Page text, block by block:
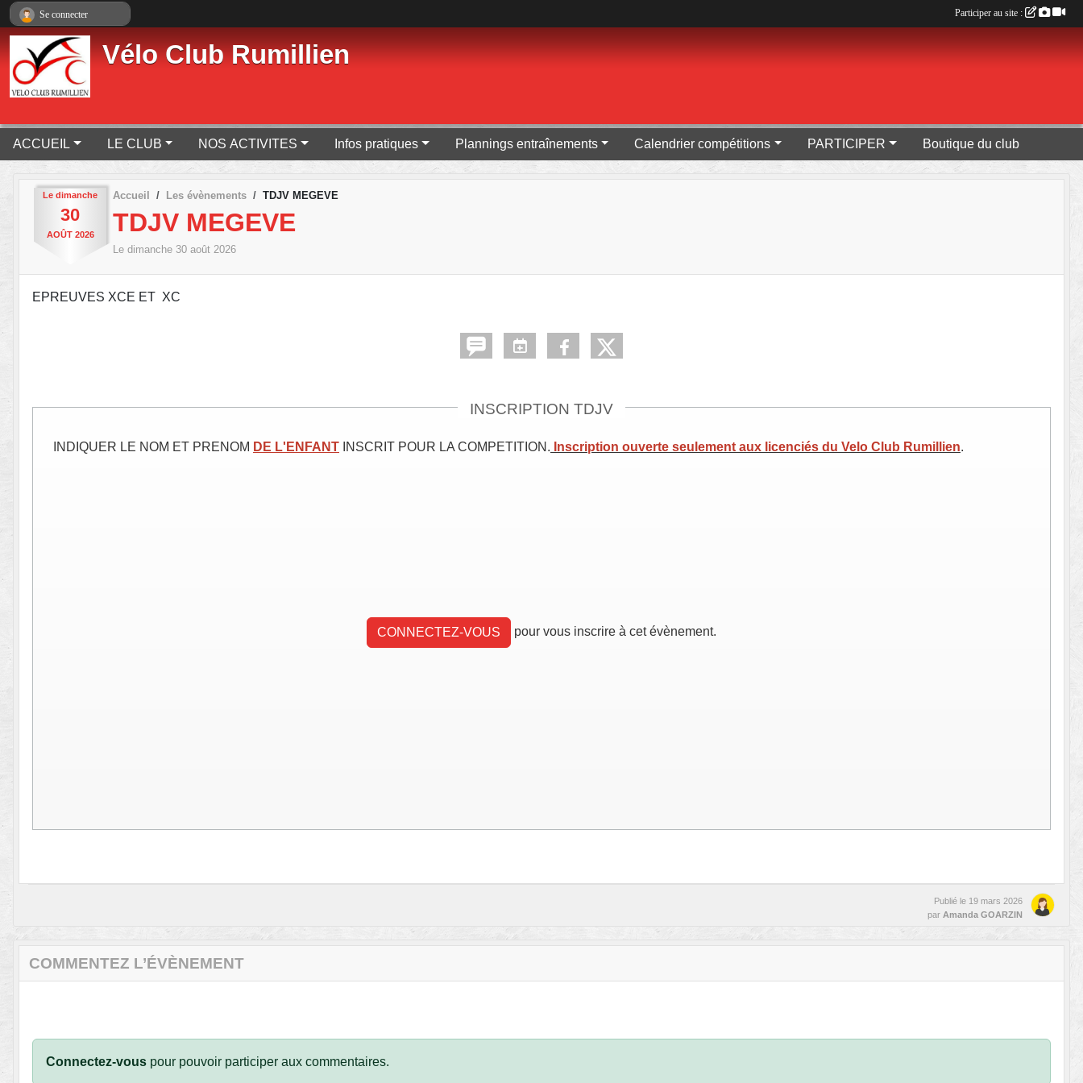
Vélo Club Rumillien
ACCUEIL LE CLUB NOS ACTIVITES Infos pratiques Plannings entraînements Calendrier compétitions PARTICIPER Boutique du club
Le dimanche
30
AOÛT 2026
Accueil Les évènements TDJV MEGEVE
TDJV MEGEVE
Le dimanche 30 août 2026
EPREUVES XCE ET XC
INSCRIPTION TDJV
INDIQUER LE NOM ET PRENOM DE L'ENFANT INSCRIT POUR LA COMPETITION. Inscription ouverte seulement aux licenciés du Velo Club Rumillien.
CONNECTEZ-VOUS pour vous inscrire à cet évènement.
Publié le 19 mars 2026
par Amanda GOARZIN
COMMENTEZ L’ÉVÈNEMENT
Connectez-vous pour pouvoir participer aux commentaires.
Se connecter Participer au site :
Panneau de gestion des cookies